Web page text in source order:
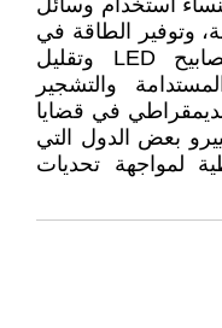
استخدام وسائل
وتوفير الطاقة في
المنزل عن طريق استخدام مصابيح LED وتقليل
والتشجير
في قضايا
بعض الدول التي
لمواجهة تحديات